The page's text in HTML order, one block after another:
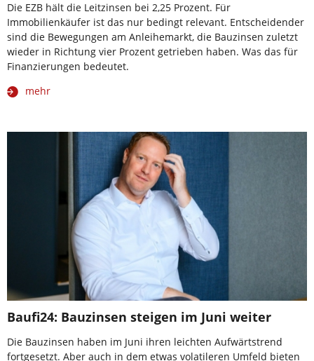
Die EZB hält die Leitzinsen bei 2,25 Prozent. Für
Immobilienkäufer ist das nur bedingt relevant. Entscheidender
sind die Bewegungen am Anleihemarkt, die Bauzinsen zuletzt
wieder in Richtung vier Prozent getrieben haben. Was das für
Finanzierungen bedeutet.
mehr
Baufi24: Bauzinsen steigen im Juni weiter
Die Bauzinsen haben im Juni ihren leichten Aufwärtstrend
fortgesetzt. Aber auch in dem etwas volatileren Umfeld bieten